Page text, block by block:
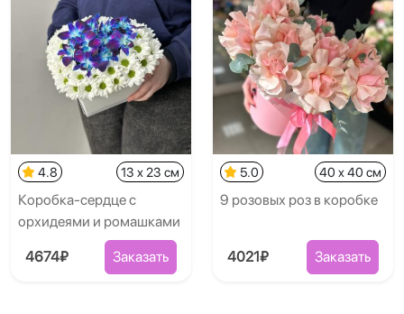
4.8 13 x 23 см
Коробка-сердце с
орхидеями и ромашками
4674₽ Заказать
5.0 40 x 40 см
9 розовых роз в коробке
4021₽ Заказать